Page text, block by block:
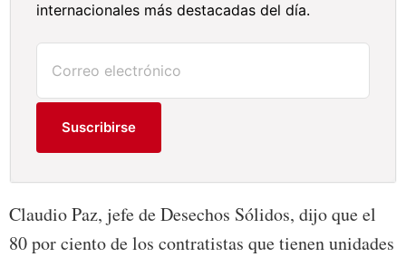
internacionales más destacadas del día.
Suscribirse
Claudio Paz, jefe de Desechos Sólidos, dijo que el
80 por ciento de los contratistas que tienen unidades